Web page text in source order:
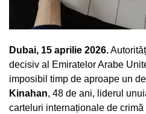
Dubai, 15 aprilie 2026.
decisiv al Emiratelor Arabe
imposibil timp de aproape un
Kinahan, 48 de ani, liderul
carteluri internaționale de